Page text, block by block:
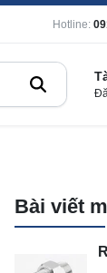
Hotline:
Bài viết